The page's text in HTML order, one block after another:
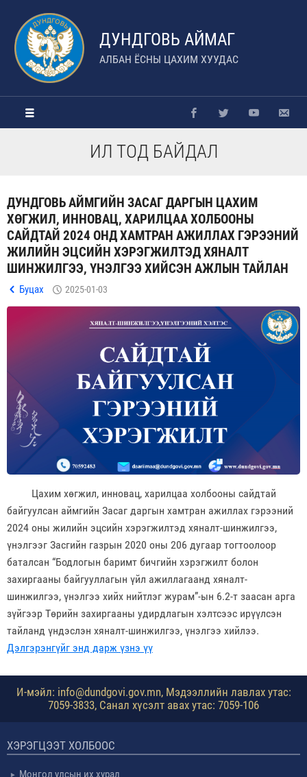
ДУНДГОВЬ АЙМАГ
АЛБАН ЁСНЫ ЦАХИМ ХУУДАС
ИЛ ТОД БАЙДАЛ
ДУНДГОВЬ АЙМГИЙН ЗАСАГ ДАРГЫН ЦАХИМ
ХӨГЖИЛ, ИННОВАЦ, ХАРИЛЦАА ХОЛБООНЫ
САЙДТАЙ 2024 ОНД ХАМТРАН АЖИЛЛАХ ГЭРЭЭНИЙ
ЖИЛИЙН ЭЦСИЙН ХЭРЭГЖИЛТЭД ХЯНАЛТ
ШИНЖИЛГЭЭ, ҮНЭЛГЭЭ ХИЙСЭН АЖЛЫН ТАЙЛАН
Буцах 2025-01-03
Цахим хөгжил, инновац, харилцаа холбооны сайдтай
байгуулсан аймгийн Засаг даргын хамтран ажиллах гэрээний
2024 оны жилийн эцсийн хэрэгжилтэд хяналт-шинжилгээ,
үнэлгээг Засгийн газрын 2020 оны 206 дугаар тогтоолоор
баталсан “Бодлогын баримт бичгийн хэрэгжилт болон
захиргааны байгууллагын үйл ажиллагаанд хяналт-
шинжилгээ, үнэлгээ хийх нийтлэг журам”-ын 6.2-т заасан арга
зүйгээр Төрийн захиргааны удирдлагын хэлтсээс ирүүлсэн
тайланд үндэслэн хяналт-шинжилгээ, үнэлгээ хийлээ.
Дэлгэрэнгүйг энд дарж үзнэ үү
И-мэйл: info@dundgovi.gov.mn, Мэдээллийн лавлах утас:
7059-3833, Санал хүсэлт авах утас: 7059-106
ХЭРЭГЦЭЭТ ХОЛБООС
Монгол улсын их хурал